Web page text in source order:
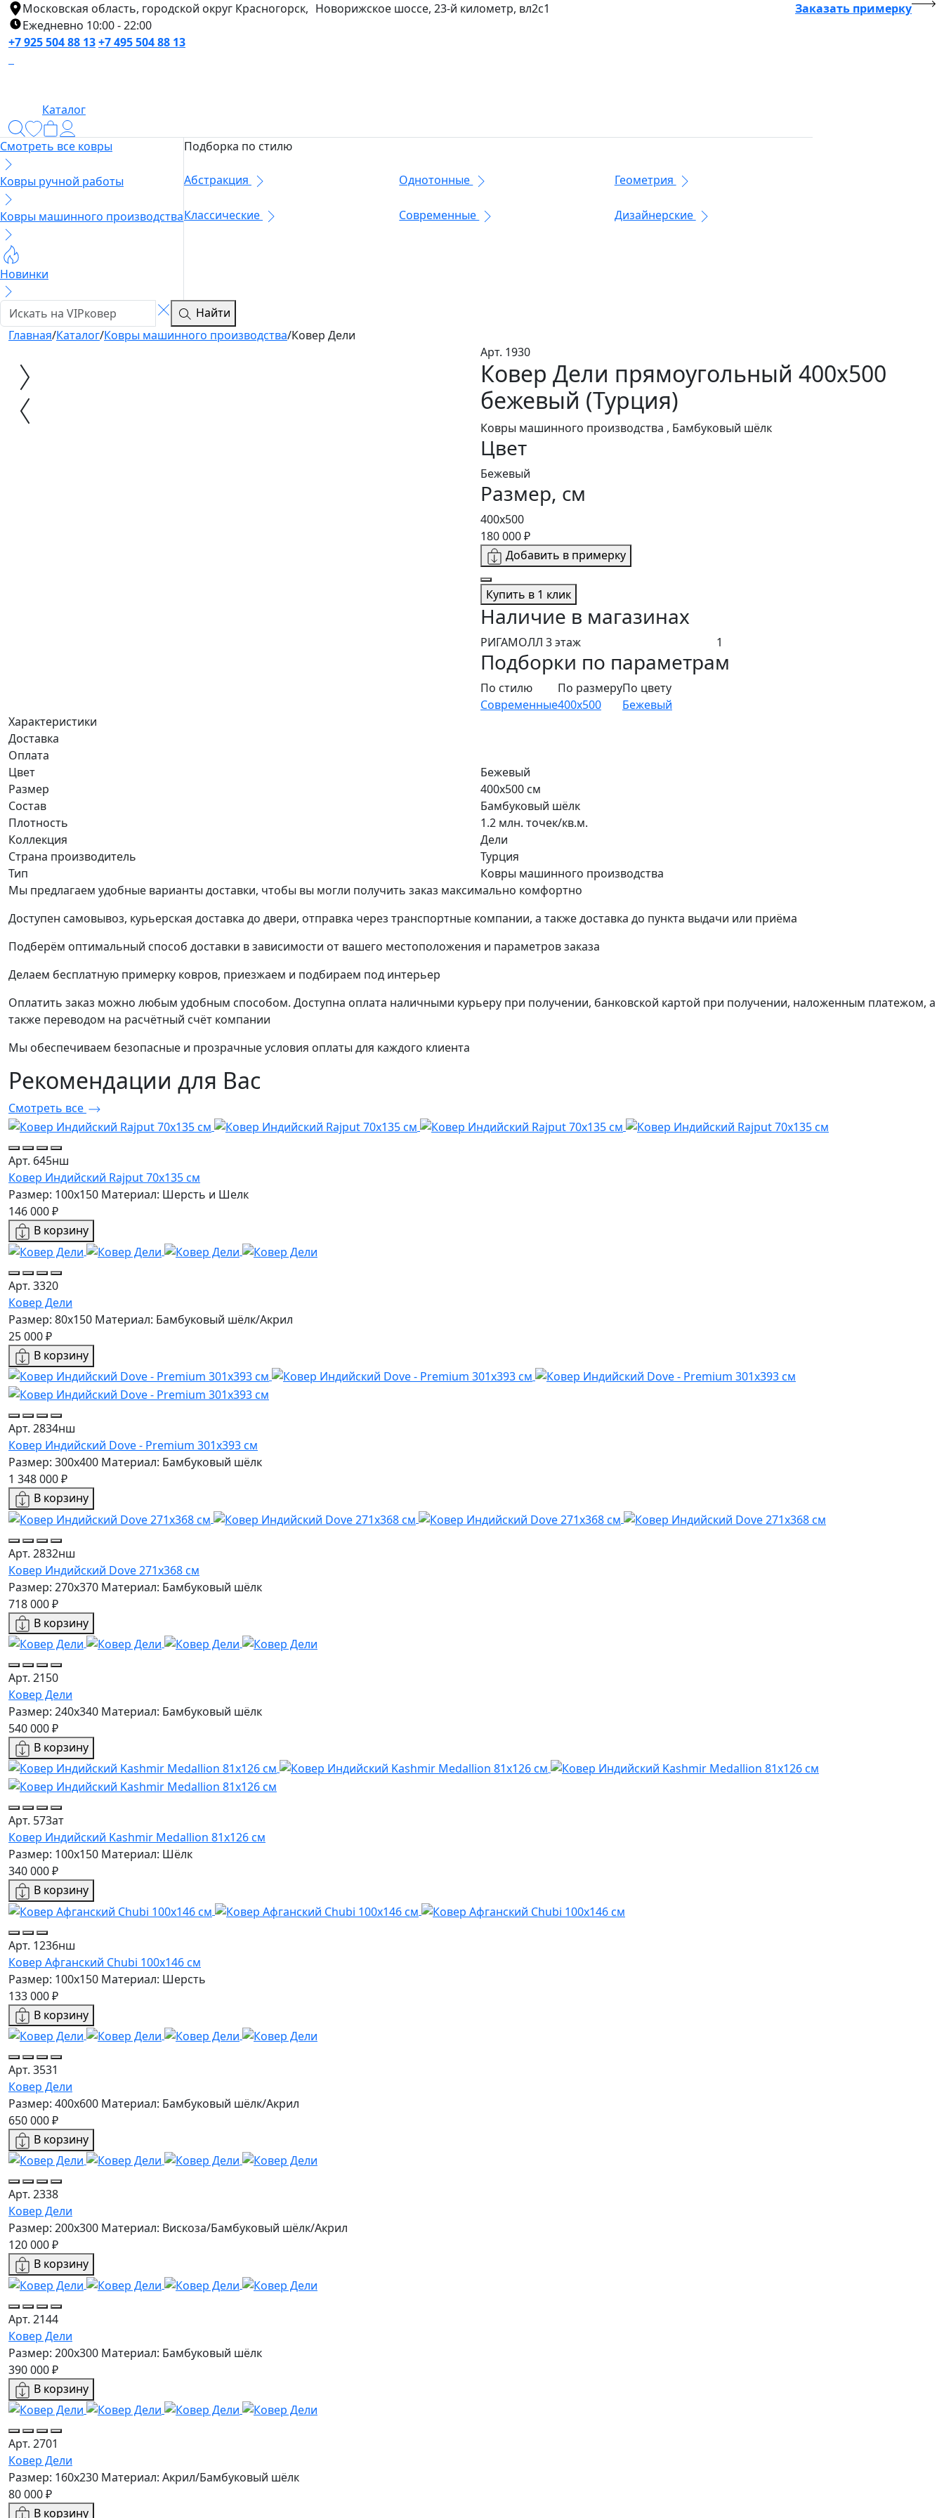
Московская область, городской округ Красногорск, Новорижское шоссе, 23-й километр, вл2с1
Ежедневно 10:00 - 22:00
+7 925 504 88 13+7 495 504 88 13
Заказать примерку
Каталог
Смотреть все ковры
Ковры ручной работы
Ковры машинного производства
Новинки
Подборка по стилю
Абстракция Однотонные Геометрия
Классические Современные Дизайнерские
Найти
Главная/Каталог/Ковры машинного производства/Ковер Дели
Арт. 1930
Ковер Дели прямоугольный 400x500
бежевый (Турция)
Ковры машинного производства , Бамбуковый шёлк
Цвет
Бежевый
Размер, см
400x500
180 000 ₽
Добавить в примерку
Купить в 1 клик
Наличие в магазинах
РИГАМОЛЛ 3 этаж 1
Подборки по параметрам
По стилю
Современные
По размеру
400x500
По цвету
Бежевый
Характеристики
Доставка
Оплата
Цвет
Бежевый
Размер
400x500 см
Состав
Бамбуковый шёлк
Плотность
1.2 млн. точек/кв.м.
Коллекция
Дели
Страна производитель
Турция
Тип
Ковры машинного производства
Мы предлагаем удобные варианты доставки, чтобы вы могли получить заказ максимально комфортно
Доступен самовывоз, курьерская доставка до двери, отправка через транспортные компании, а также доставка до пункта выдачи или приёма
Подберём оптимальный способ доставки в зависимости от вашего местоположения и параметров заказа
Делаем бесплатную примерку ковров, приезжаем и подбираем под интерьер
Оплатить заказ можно любым удобным способом. Доступна оплата наличными курьеру при получении, банковской картой при получении, наложенным платежом, а
также переводом на расчётный счёт компании
Мы обеспечиваем безопасные и прозрачные условия оплаты для каждого клиента
Рекомендации для Вас
Смотреть все
Арт. 645нш
Ковер Индийский Rajput 70x135 см
Размер: 100x150 Материал: Шерсть и Шелк
146 000 ₽
В корзину
Арт. 3320
Ковер Дели
Размер: 80x150 Материал: Бамбуковый шёлк/Акрил
25 000 ₽
В корзину
Арт. 2834нш
Ковер Индийский Dove - Premium 301x393 см
Размер: 300x400 Материал: Бамбуковый шёлк
1 348 000 ₽
В корзину
Арт. 2832нш
Ковер Индийский Dove 271x368 см
Размер: 270x370 Материал: Бамбуковый шёлк
718 000 ₽
В корзину
Арт. 2150
Ковер Дели
Размер: 240x340 Материал: Бамбуковый шёлк
540 000 ₽
В корзину
Арт. 573ат
Ковер Индийский Kashmir Medallion 81x126 см
Размер: 100x150 Материал: Шёлк
340 000 ₽
В корзину
Арт. 1236нш
Ковер Афганский Chubi 100x146 см
Размер: 100x150 Материал: Шерсть
133 000 ₽
В корзину
Арт. 3531
Ковер Дели
Размер: 400x600 Материал: Бамбуковый шёлк/Акрил
650 000 ₽
В корзину
Арт. 2338
Ковер Дели
Размер: 200x300 Материал: Вискоза/Бамбуковый шёлк/Акрил
120 000 ₽
В корзину
Арт. 2144
Ковер Дели
Размер: 200x300 Материал: Бамбуковый шёлк
390 000 ₽
В корзину
Арт. 2701
Ковер Дели
Размер: 160х230 Материал: Акрил/Бамбуковый шёлк
80 000 ₽
В корзину